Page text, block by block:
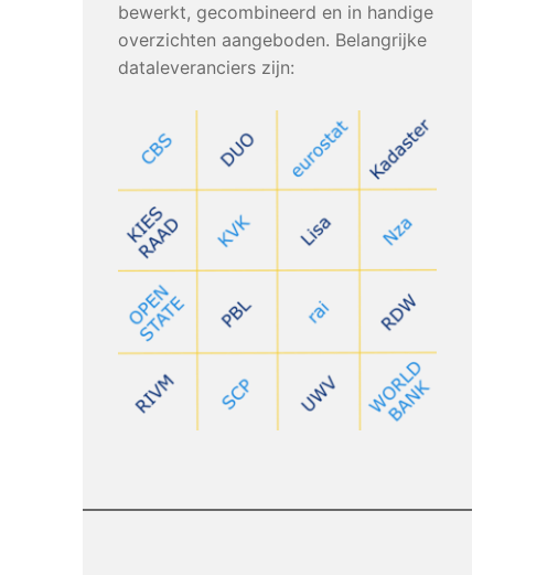
bewerkt, gecombineerd en in handige
overzichten aangeboden. Belangrijke
dataleveranciers zijn: